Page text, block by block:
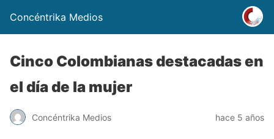
Concéntrika Medios
Cinco Colombianas destacadas en
el día de la mujer
Concéntrika Medios hace 5 años